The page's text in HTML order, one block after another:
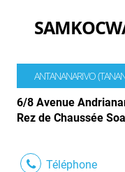
ANTANANARIVO
6/8 Avenue
Rez de Chaussée
Téléphone